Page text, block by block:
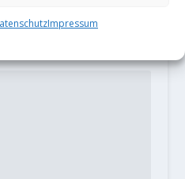
Impressum
wird nicht
Felder